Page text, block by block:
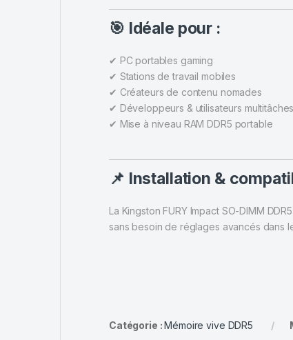
🎯 Idéale pour :
✔ PC portables gaming
✔ Stations de travail mobiles
✔ Créateurs de contenu nomades
✔ Développeurs & utilisateurs multitâches
✔ Mise à niveau RAM DDR5 portable
📌 Installation &
La Kingston FURY Impact SO-DIMM
sans besoin de réglages avancés dans
Catégorie :Mémoire vive DDR5